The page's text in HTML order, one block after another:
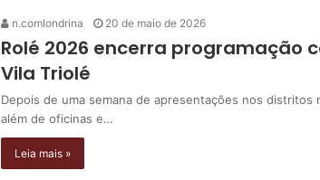
n.comlondrina 20 de maio de 2026
Rolé 2026 encerra programação
Vila Triolé
Depois de uma semana de apresentações nos distritos
além de oficinas e…
Leia mais »